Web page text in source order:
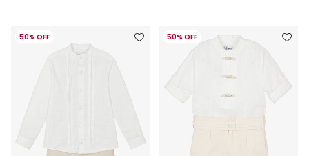
50% OFF 50% OFF